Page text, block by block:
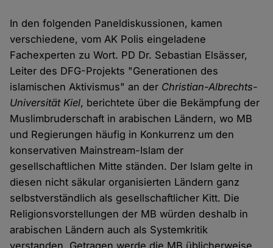
In den folgenden Paneldiskussionen, kamen
verschiedene, vom AK Polis eingeladene
Fachexperten zu Wort. PD Dr. Sebastian Elsässer,
Leiter des DFG-Projekts "Generationen des
islamischen Aktivismus" an der Christian-Albrechts-
Universität Kiel, berichtete über die Bekämpfung der
Muslimbruderschaft in arabischen Ländern, wo MB
und Regierungen häufig in Konkurrenz um den
konservativen Mainstream-Islam der
gesellschaftlichen Mitte ständen. Der Islam gelte in
diesen nicht säkular organisierten Ländern ganz
selbstverständlich als gesellschaftlicher Kitt. Die
Religionsvorstellungen der MB würden deshalb in
arabischen Ländern auch als Systemkritik